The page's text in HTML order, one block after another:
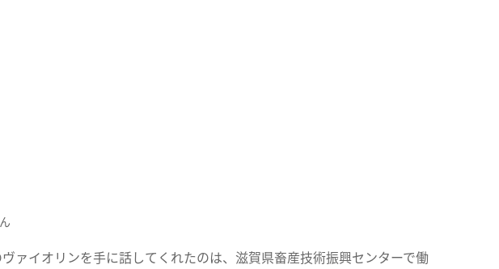
ァイオリンを手に話してくれたのは、滋賀県畜産技術振興センターで働